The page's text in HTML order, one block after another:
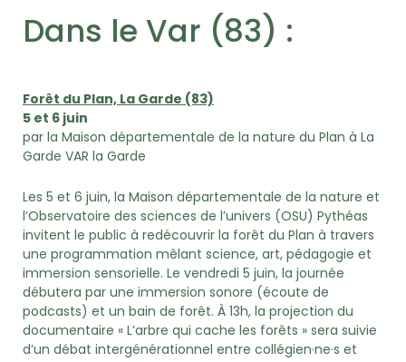
Dans le Var (83) :
Forêt du Plan, La Garde (83)
5 et 6 juin
par la Maison départementale de la nature du Plan à La
Garde VAR la Garde
Les 5 et 6 juin, la Maison départementale de la nature et
l’Observatoire des sciences de l’univers (OSU) Pythéas
invitent le public à redécouvrir la forêt du Plan à travers
une programmation mêlant science, art, pédagogie et
immersion sensorielle. Le vendredi 5 juin, la journée
débutera par une immersion sonore (écoute de
podcasts) et un bain de forêt. À 13h, la projection du
documentaire « L’arbre qui cache les forêts » sera suivie
d’un débat intergénérationnel entre collégien·ne·s et